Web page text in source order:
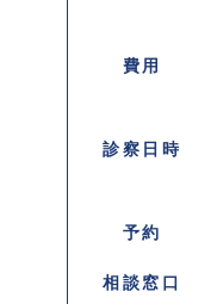
費用
診察日時
予約
相談窓口